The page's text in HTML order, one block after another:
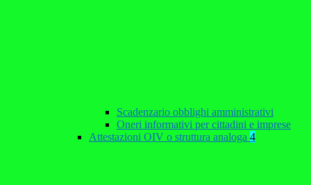
Scadenzario obblighi amministrativi
Oneri informativi per cittadini e imprese
Attestazioni OIV o struttura analoga 4